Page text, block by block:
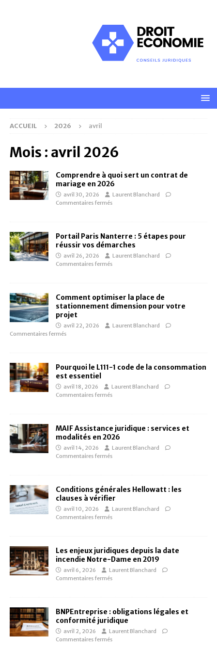
ACCUEIL 2026 avril
Mois : avril 2026
Comprendre à quoi sert un contrat de
mariage en 2026
avril 30, 2026
Laurent Blanchard
Commentaires fermés
Portail Paris Nanterre : 5 étapes pour
réussir vos démarches
avril 26, 2026
Laurent Blanchard
Commentaires fermés
Comment optimiser la place de
stationnement dimension pour votre
projet
avril 22, 2026
Laurent Blanchard
Commentaires fermés
Pourquoi le L111-1 code de la consommation
est essentiel
avril 18, 2026
Laurent Blanchard
Commentaires fermés
MAIF Assistance juridique : services et
modalités en 2026
avril 14, 2026
Laurent Blanchard
Commentaires fermés
Conditions générales Hellowatt : les
clauses à vérifier
avril 10, 2026
Laurent Blanchard
Commentaires fermés
Les enjeux juridiques depuis la date
incendie Notre-Dame en 2019
avril 6, 2026
Laurent Blanchard
Commentaires fermés
BNPEntreprise : obligations légales et
conformité juridique
avril 2, 2026
Laurent Blanchard
Commentaires fermés